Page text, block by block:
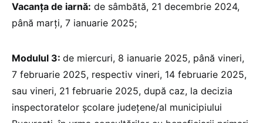
Vacanța de iarnă: de sâmbătă, 21 decembrie 2024,
până marți, 7 ianuarie 2025;
Modulul 3: de miercuri, 8 ianuarie 2025, până vineri,
7 februarie 2025, respectiv vineri, 14 februarie 2025,
sau vineri, 21 februarie 2025, după caz, la decizia
inspectoratelor școlare județene/al municipiului